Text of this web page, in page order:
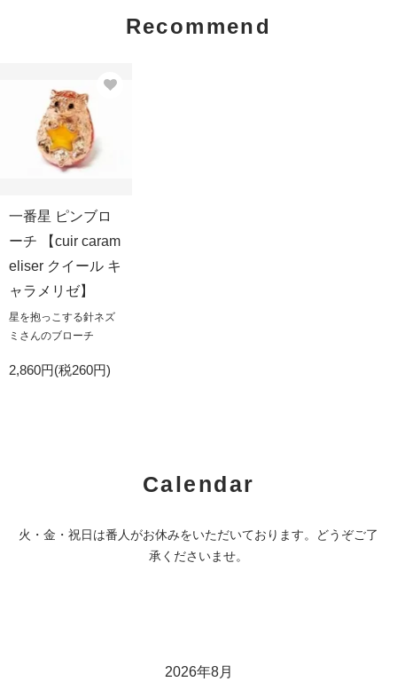
Recommend
一番星 ピンブロ
ーチ 【cuir caram
eliser クイール キ
ャラメリゼ】
星を抱っこする針ネズ
ミさんのブローチ
2,860円(税260円)
Calendar
火・金・祝日は番人がお休みをいただいております。どうぞご了
承くださいませ。
2026年8月